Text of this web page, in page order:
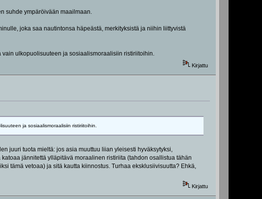
suhde ympäröivään maailmaan.
joka saa nautintonsa häpeästä, merkityksistä ja niihin liittyvistä
ulkopuolisuuteen ja sosiaalismoraalisiin ristiriitoihin.
Kirjattu
ja sosiaalismoraalisiin ristiriitoihin.
juuri tuota mieltä: jos asia muuttuu liian yleisesti hyväksytyksi,
jännitettä ylläpitävä moraalinen ristiriita (tahdon osallistua tähän
tämä vetoaa) ja sitä kautta kiinnostus. Turhaa eksklusiivisuutta? Ehkä,
Kirjattu